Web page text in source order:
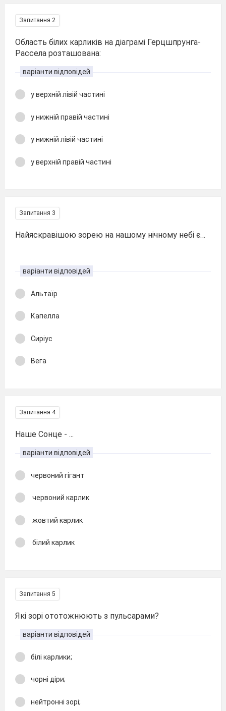
Запитання 2
Область білих карликів на діаграмі Герцшпрунга-
Рассела розташована:
варіанти відповідей
у верхній лівій частині
у нижній правій частині
у нижній лівій частині
у верхній правій частині
Запитання 3
Найяскравішою зорею на нашому нічному небі є…
варіанти відповідей
Альтаїр
Капелла
Сиріус
Вега
Запитання 4
Наше Сонце - ...
варіанти відповідей
червоний гігант
червоний карлик
жовтий карлик
білий карлик
Запитання 5
Які зорі ототожнюють з пульсарами?
варіанти відповідей
білі карлики;
чорні діри;
нейтронні зорі;